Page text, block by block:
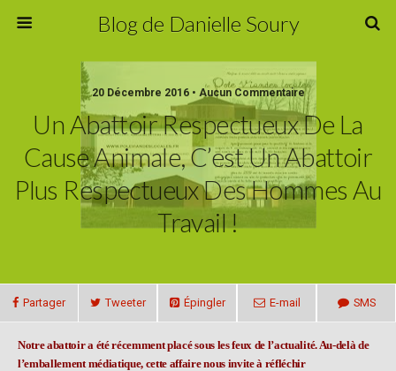
Blog de Danielle Soury
20 Décembre 2016 • Aucun Commentaire
Un Abattoir Respectueux De La
Cause Animale, C’est Un Abattoir
Plus Respectueux Des Hommes Au
Travail !
Partager Tweeter Épingler E-mail SMS
Notre abattoir a été récemment placé sous les feux de l’actualité.Au-delà de
l’emballement médiatique, cette affaire nous invite à réfléchir